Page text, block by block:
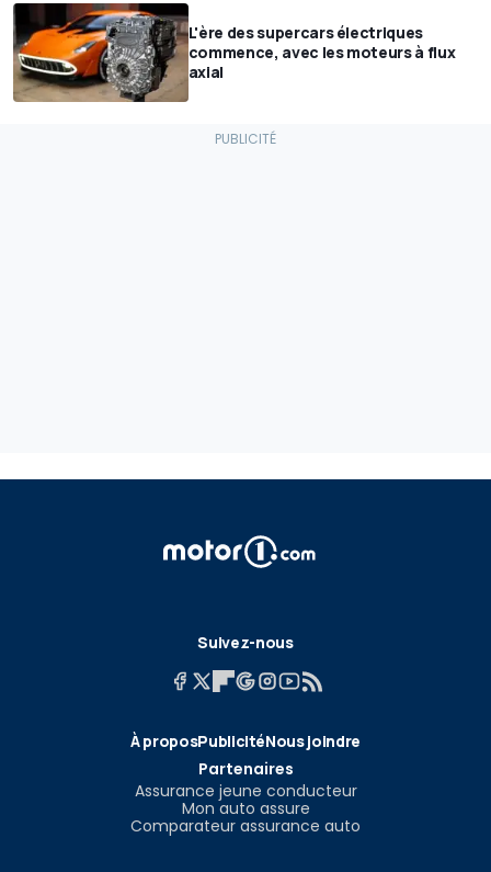
L'ère des supercars électriques
commence, avec les moteurs à flux
axial
Suivez-nous
À proposPublicitéNous joindre
Partenaires
Assurance jeune conducteur
Mon auto assure
Comparateur assurance auto